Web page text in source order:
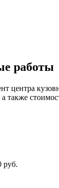
работы
центра
также
руб.